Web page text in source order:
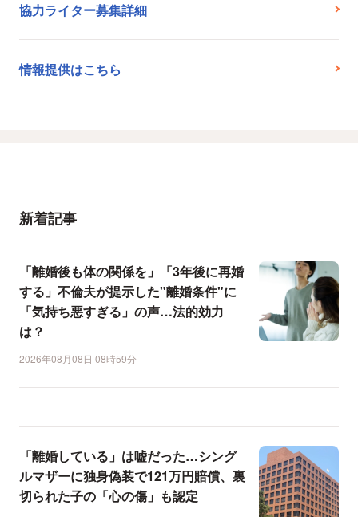
協力ライター募集詳細
情報提供はこちら
新着記事
「離婚後も体の関係を」「3年後に再婚
する」不倫夫が提示した"離婚条件"に
「気持ち悪すぎる」の声…法的効力
は？
2026年08月08日 08時59分
「離婚している」は嘘だった…シング
ルマザーに独身偽装で121万円賠償、裏
切られた子の「心の傷」も認定